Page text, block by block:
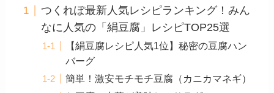
つくれぽ最新人気レシピランキング！みん
なに人気の「絹豆腐」レシピTOP25選
【絹豆腐レシピ人気1位】秘密の豆腐ハン
バーグ
簡単！激安モチモチ豆腐（カニカマネギ）